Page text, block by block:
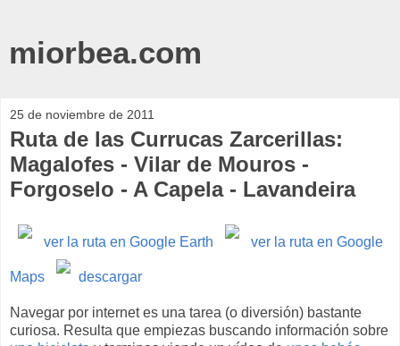
miorbea.com
25 de noviembre de 2011
Ruta de las Currucas Zarcerillas:
Magalofes - Vilar de Mouros -
Forgoselo - A Capela - Lavandeira
ver la ruta en Google Earth ver la ruta en Google
Maps descargar
Navegar por internet es una tarea (o diversión) bastante
curiosa. Resulta que empiezas buscando información sobre